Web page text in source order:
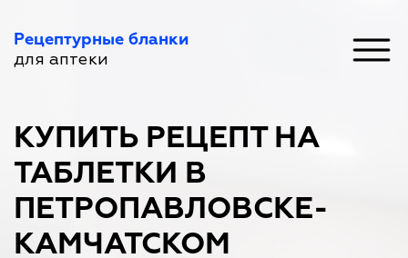
Рецептурные бланки
для аптеки
КУПИТЬ РЕЦЕПТ НА
ТАБЛЕТКИ В
ПЕТРОПАВЛОВСКЕ-
КАМЧАТСКОМ